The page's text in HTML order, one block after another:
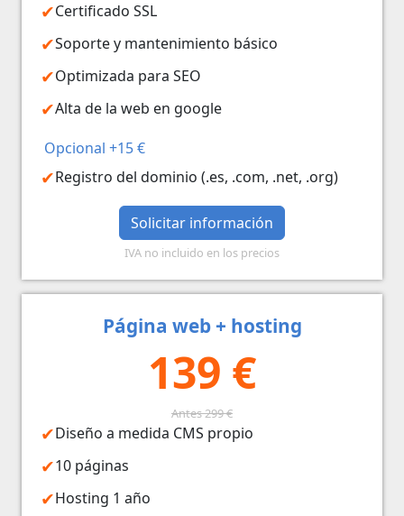
Certificado SSL
Soporte y mantenimiento básico
Optimizada para SEO
Alta de la web en google
Opcional +15 €
Registro del dominio (.es, .com, .net, .org)
Solicitar información
IVA no incluido en los precios
Página web + hosting
139 €
Antes 299 €
Diseño a medida CMS propio
10 páginas
Hosting 1 año